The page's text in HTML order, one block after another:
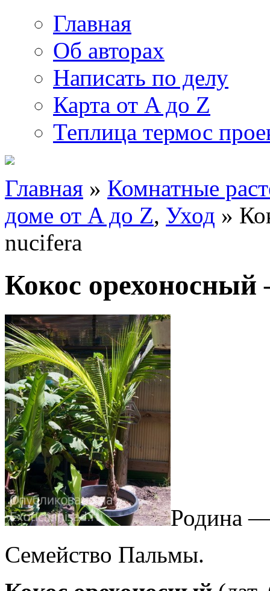
Главная
Об авторах
Написать по делу
Карта от A до Z
Теплица термос
Главная » Комнатные
доме от A до Z, Уход »
nucifera
Кокос
Родина
Семейство Пальмы.